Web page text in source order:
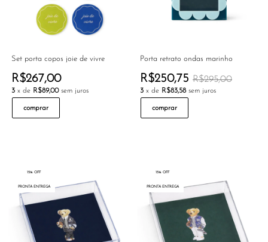
Set porta copos joie de vivre
R$267,00
3 x de R$89,00 sem juros
comprar
Porta retrato ondas marinho
R$250,75 R$295,00
3 x de R$83,58 sem juros
comprar
15% OFF
PRONTA ENTREGA
15% OFF
PRONTA ENTREGA